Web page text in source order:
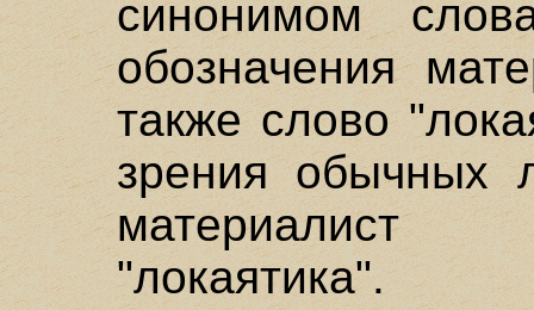
синонимом
обозначения
также слово
зрения обычных
материалист
"локаятика".